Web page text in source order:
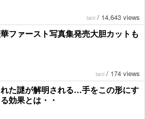
tani / 14,643 views
ファースト写真集発売大胆カットも
tani / 174 views
た謎が解明される…手をこの形にす
効果とは・・